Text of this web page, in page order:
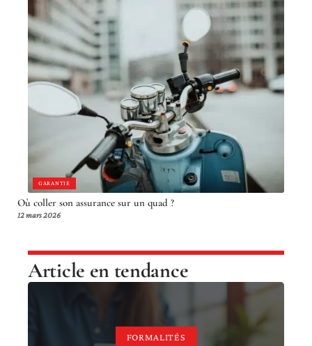
GARANTIE
Où coller son assurance sur un quad ?
12 mars 2026
Article en tendance
FORMALITÉS